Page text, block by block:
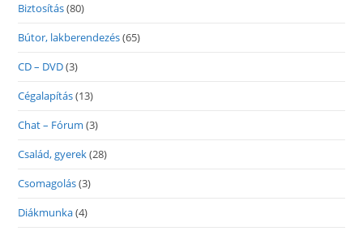
Biztosítás(80)
Bútor, lakberendezés(65)
CD – DVD(3)
Cégalapítás(13)
Chat – Fórum (3)
Család, gyerek(28)
Csomagolás(3)
Diákmunka(4)